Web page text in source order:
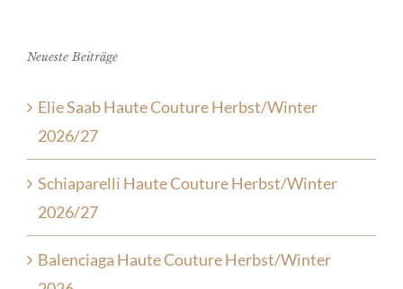
Neueste Beiträge
Elie Saab Haute Couture Herbst/Winter
2026/27
Schiaparelli Haute Couture Herbst/Winter
2026/27
Balenciaga Haute Couture Herbst/Winter